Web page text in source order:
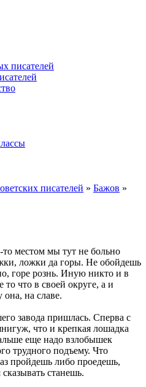
писателей
писателей » Бажов »
местом мы тут не больно
ложки да горы. Не обойдешь
горе рознь. Иную никто и в
что в своей округе, а и
она, на славе.
завода пришлась. Сперва с
что и крепкая лошадка
еще надо взлобышек
трудного подъему. Что
пройдешь либо проедешь,
станешь.